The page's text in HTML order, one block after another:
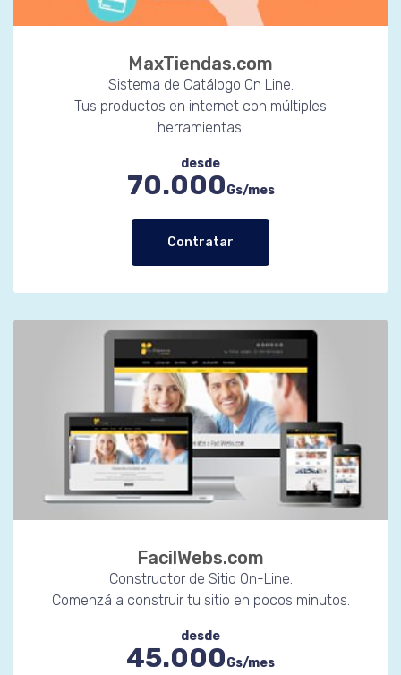
MaxTiendas.com
Sistema de Catálogo On Line.
Tus productos en internet con múltiples
herramientas.
desde
70.000Gs/mes
Contratar
FacilWebs.com
Constructor de Sitio On-Line.
Comenzá a construir tu sitio en pocos minutos.
desde
45.000Gs/mes